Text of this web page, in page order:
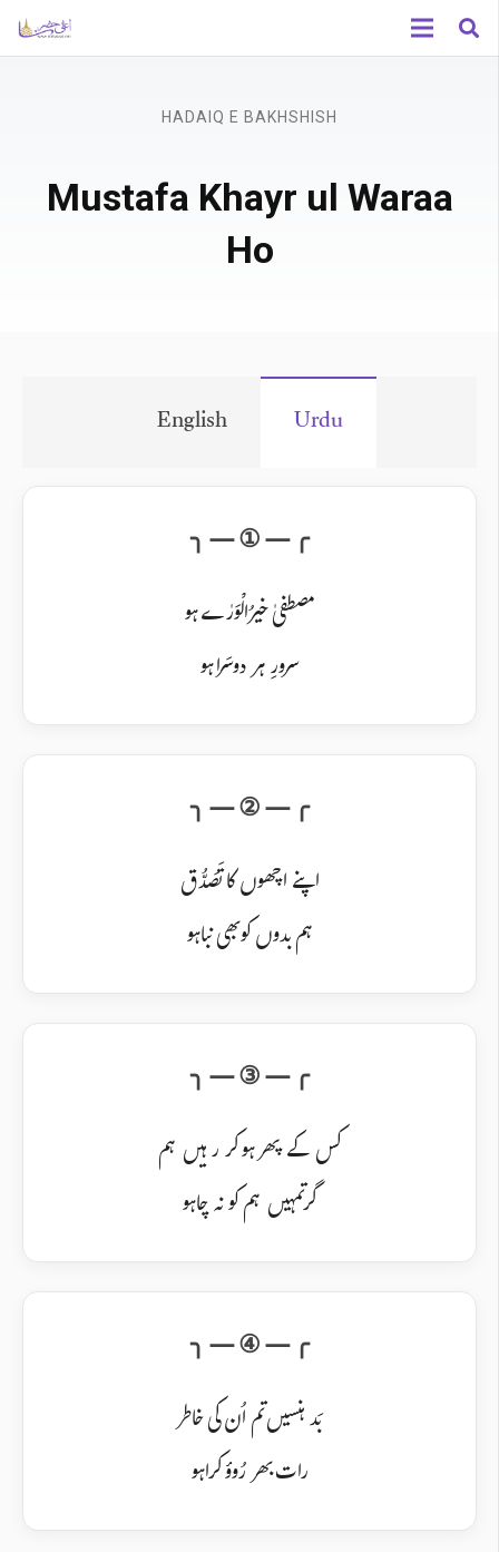
HADAIQ E BAKHSHISH
Mustafa Khayr ul Waraa
Ho
English Urdu
مصطفیٰ خیرُالْوَرٰے ہو
سرورِ ہر دوسَرا ہو
اپنے اچھوں کا تَصَدُّق
ہم بدوں کو بھی نباہو
کس کے پھر ہو کر رہیں ہم
گر تمہیں ہم کو نہ چاہو
بَد ہنسیں تم اُن کی خاطر
رات بھر رُوؤ کراہو